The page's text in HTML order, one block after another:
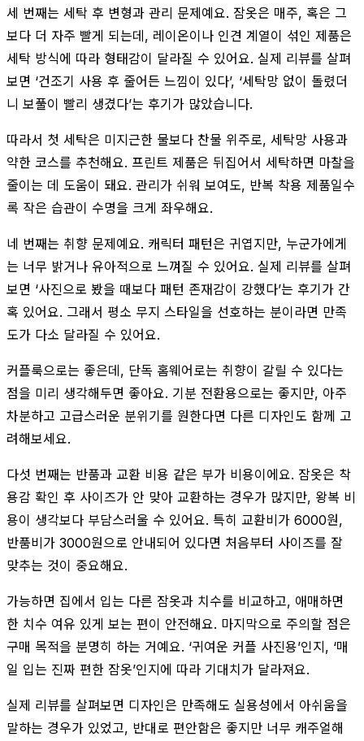
세 번째는 세탁 후 변형과 관리 문제예요. 잠옷은 매주, 혹은 그
보다 더 자주 빨게 되는데, 레이온이나 인견 계열이 섞인 제품은
세탁 방식에 따라 형태감이 달라질 수 있어요. 실제 리뷰를 살펴
보면 ‘건조기 사용 후 줄어든 느낌이 있다’, ‘세탁망 없이 돌렸더
니 보풀이 빨리 생겼다’는 후기가 많았습니다.
따라서 첫 세탁은 미지근한 물보다 찬물 위주로, 세탁망 사용과
약한 코스를 추천해요. 프린트 제품은 뒤집어서 세탁하면 마찰을
줄이는 데 도움이 돼요. 관리가 쉬워 보여도, 반복 착용 제품일수
록 작은 습관이 수명을 크게 좌우해요.
네 번째는 취향 문제예요. 캐릭터 패턴은 귀엽지만, 누군가에게
는 너무 밝거나 유아적으로 느껴질 수 있어요. 실제 리뷰를 살펴
보면 ‘사진으로 봤을 때보다 패턴 존재감이 강했다’는 후기가 간
혹 있어요. 그래서 평소 무지 스타일을 선호하는 분이라면 만족
도가 다소 달라질 수 있어요.
커플룩으로는 좋은데, 단독 홈웨어로는 취향이 갈릴 수 있다는
점을 미리 생각해두면 좋아요. 기분 전환용으로는 좋지만, 아주
차분하고 고급스러운 분위기를 원한다면 다른 디자인도 함께 고
려해보세요.
다섯 번째는 반품과 교환 비용 같은 부가 비용이에요. 잠옷은 착
용감 확인 후 사이즈가 안 맞아 교환하는 경우가 많지만, 왕복 비
용이 생각보다 부담스러울 수 있어요. 특히 교환비가 6000원,
반품비가 3000원으로 안내되어 있다면 처음부터 사이즈를 잘
맞추는 것이 중요해요.
가능하면 집에서 입는 다른 잠옷과 치수를 비교하고, 애매하면
한 치수 여유 있게 보는 편이 안전해요. 마지막으로 주의할 점은
구매 목적을 분명히 하는 거예요. ‘귀여운 커플 사진용’인지, ‘매
일 입는 진짜 편한 잠옷’인지에 따라 기대치가 달라져요.
실제 리뷰를 살펴보면 디자인은 만족해도 실용성에서 아쉬움을
말하는 경우가 있었고, 반대로 편안함은 좋지만 너무 캐주얼해